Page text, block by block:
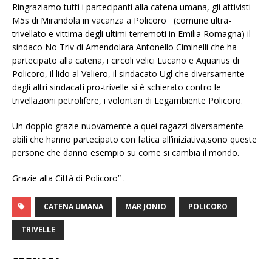
Ringraziamo tutti i partecipanti alla catena umana, gli attivisti
M5s di Mirandola in vacanza a Policoro (comune ultra-
trivellato e vittima degli ultimi terremoti in Emilia Romagna) il
sindaco No Triv di Amendolara Antonello Ciminelli che ha
partecipato alla catena, i circoli velici Lucano e Aquarius di
Policoro, il lido al Veliero, il sindacato Ugl che diversamente
dagli altri sindacati pro-trivelle si è schierato contro le
trivellazioni petrolifere, i volontari di Legambiente Policoro.
Un doppio grazie nuovamente a quei ragazzi diversamente
abili che hanno partecipato con fatica all’iniziativa,sono queste
persone che danno esempio su come si cambia il mondo.
Grazie alla Città di Policoro” .
CATENA UMANA MAR JONIO POLICORO
TRIVELLE